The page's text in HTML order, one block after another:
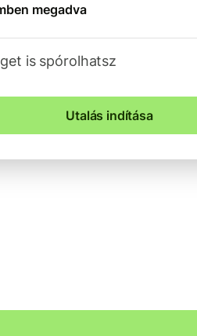
megadva
is spórolhatsz
Utalás indítása